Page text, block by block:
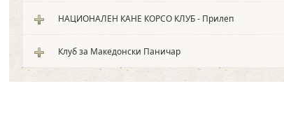
НАЦИОНАЛЕН КАНЕ КОРСО КЛУБ - Прилеп
Клуб за Македонски Паничар